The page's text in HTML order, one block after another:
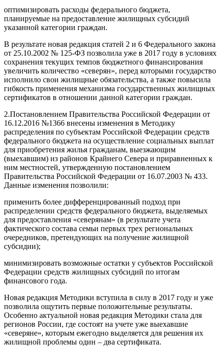
оптимизировать расходы федерального бюджета,
планируемые на предоставление жилищных субсидий
указанной категории граждан.
В результате новая редакция статей 2 и 6 Федерального закона
от 25.10.2002 № 125-ФЗ позволила уже в 2017 году в условиях
сохранения текущих темпов бюджетного финансирования
увеличить количество «северян», перед которыми государство
исполнило свои жилищные обязательства, а также повысила
гибкость применения механизма государственных жилищных
сертификатов в отношении данной категории граждан.
2.Постановлением Правительства Российской Федерации от
16.12.2016 №1366 внесены изменения в Методику
распределения по субъектам Российской Федерации средств
федерального бюджета на осуществление социальных выплат
для приобретения жилья гражданам, выезжающим
(выехавшим) из районов Крайнего Севера и приравненных к
ним местностей, утвержденную постановлением
Правительства Российской Федерации от 16.07.2003 № 433.
Данные изменения позволили:
применить более дифференцированный подход при
распределении средств федерального бюджета, выделяемых
для предоставления «северянам» (в результате учета
фактического состава семьи первых трех региональных
очередников, претендующих на получение жилищной
субсидии);
минимизировать возможные остатки у субъектов Российской
Федерации средств жилищных субсидий по итогам
финансового года.
Новая редакция Методики вступила в силу в 2017 году и уже
позволила ощутить первые положительные результаты.
Особенно актуальной новая редакция Методики стала для
регионов России, где состоят на учете уже выехавшие
«северяне», которым ежегодно выделяется для решения их
жилищной проблемы один – два сертификата.